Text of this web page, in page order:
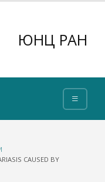
ЮНЦ РАН
CAUSED BY